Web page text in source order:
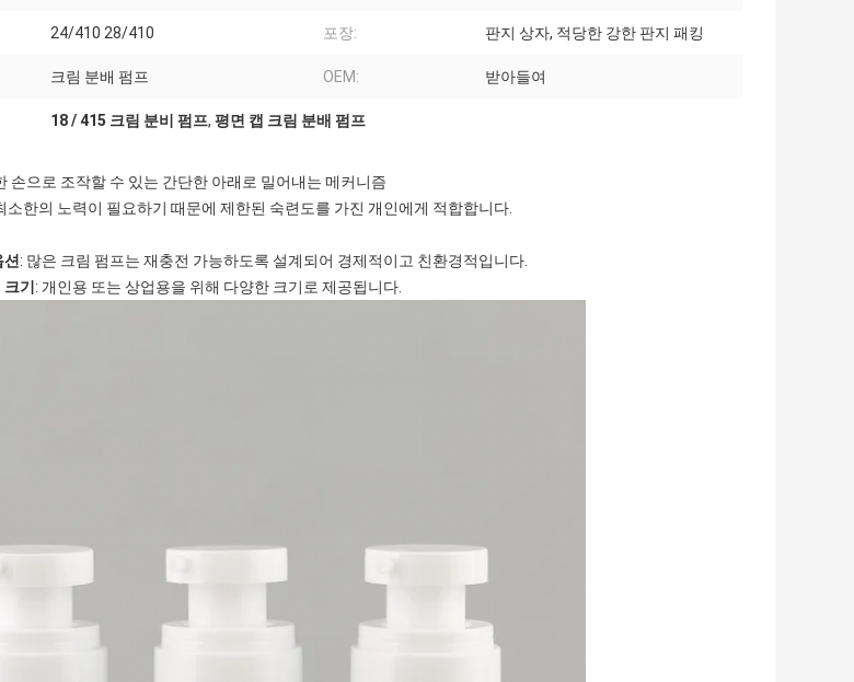
24/410 28/410 포장: 판지 상자, 적당한 강한 판지 패킹
크림 분배 펌프 OEM: 받아들여
18 / 415 크림 분비 펌프, 평면 캡 크림 분배 펌프
손으로 조작할 수 있는 간단한 아래로 밀어내는 메커니즘
소한의 노력이 필요하기 때문에 제한된 숙련도를 가진 개인에게 적합합니다.
션: 많은 크림 펌프는 재충전 가능하도록 설계되어 경제적이고 친환경적입니다.
기 : 개인용 또는 상업용을 위해 다양한 크기로 제공됩니다.